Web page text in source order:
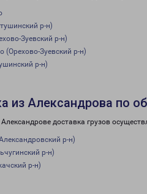
р-н)
Зуевский р-н)
(Орехово-Зуевский р-н)
р-н)
из Александрова по
доставка грузов
р-н)
р-н)
р-н)